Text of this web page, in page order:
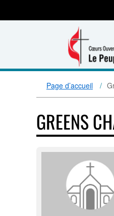
Page d’accueil
GREENS